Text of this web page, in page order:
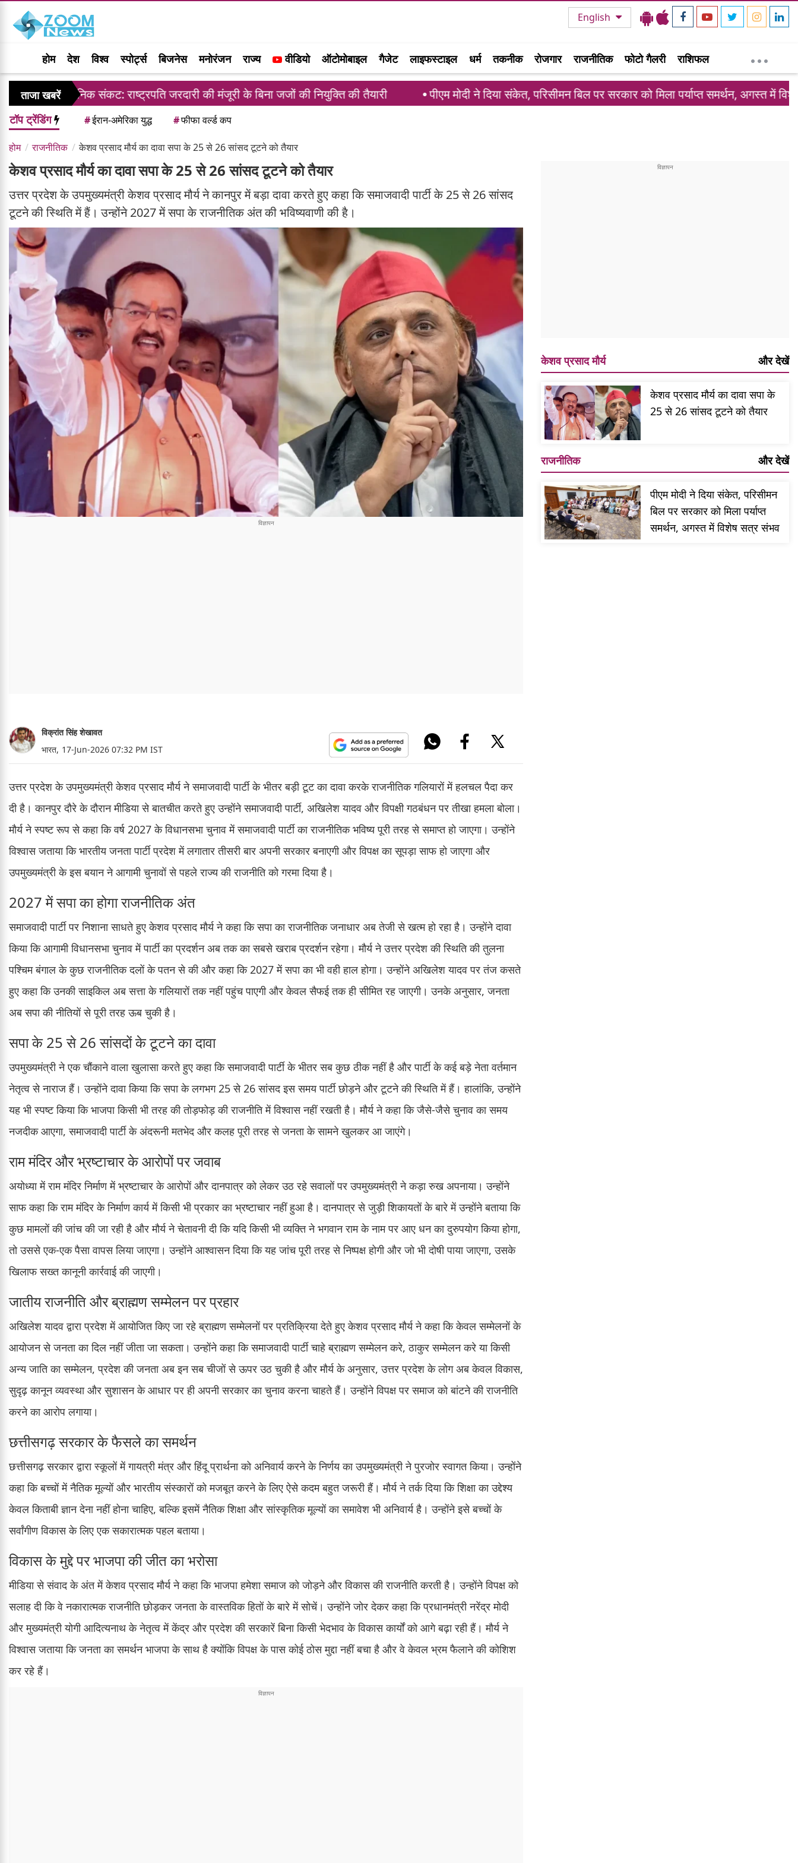
English
होम देश विश्व स्पोर्ट्स बिजनेस मनोरंजन राज्य वीडियो ऑटोमोबाइल गैजेट लाइफस्टाइल धर्म तकनीक रोजगार राजनीतिक फोटो गैलरी राशिफल
ताजा खबरें
संकट: राष्ट्रपति जरदारी की मंजूरी के बिना जजों की नियुक्ति की तैयारी पीएम मोदी ने दिया संकेत, परिसीमन बिल पर सरकार को मिला पर्याप्त समर्थन, अगस्त में विशेष सत्र संभव
टॉप ट्रेंडिंग #ईरान-अमेरिका युद्ध #फीफा वर्ल्ड कप
होम राजनीतिक केशव प्रसाद मौर्य का दावा सपा के 25 से 26 सांसद टूटने को तैयार
केशव प्रसाद मौर्य का दावा सपा के 25 से 26 सांसद टूटने को तैयार
उत्तर प्रदेश के उपमुख्यमंत्री केशव प्रसाद मौर्य ने कानपुर में बड़ा दावा करते हुए कहा कि समाजवादी पार्टी के 25 से 26 सांसद
टूटने की स्थिति में हैं। उन्होंने 2027 में सपा के राजनीतिक अंत की भविष्यवाणी की है।
विक्रांत सिंह शेखावत
भारत, 17-Jun-2026 07:32 PM IST
उत्तर प्रदेश के उपमुख्यमंत्री केशव प्रसाद मौर्य ने समाजवादी पार्टी के भीतर बड़ी टूट का दावा करके राजनीतिक गलियारों में हलचल पैदा कर
दी है। कानपुर दौरे के दौरान मीडिया से बातचीत करते हुए उन्होंने समाजवादी पार्टी, अखिलेश यादव और विपक्षी गठबंधन पर तीखा हमला बोला।
मौर्य ने स्पष्ट रूप से कहा कि वर्ष 2027 के विधानसभा चुनाव में समाजवादी पार्टी का राजनीतिक भविष्य पूरी तरह से समाप्त हो जाएगा। उन्होंने
विश्वास जताया कि भारतीय जनता पार्टी प्रदेश में लगातार तीसरी बार अपनी सरकार बनाएगी और विपक्ष का सूपड़ा साफ हो जाएगा और
उपमुख्यमंत्री के इस बयान ने आगामी चुनावों से पहले राज्य की राजनीति को गरमा दिया है।
2027 में सपा का होगा राजनीतिक अंत
समाजवादी पार्टी पर निशाना साधते हुए केशव प्रसाद मौर्य ने कहा कि सपा का राजनीतिक जनाधार अब तेजी से खत्म हो रहा है। उन्होंने दावा
किया कि आगामी विधानसभा चुनाव में पार्टी का प्रदर्शन अब तक का सबसे खराब प्रदर्शन रहेगा। मौर्य ने उत्तर प्रदेश की स्थिति की तुलना
पश्चिम बंगाल के कुछ राजनीतिक दलों के पतन से की और कहा कि 2027 में सपा का भी वही हाल होगा। उन्होंने अखिलेश यादव पर तंज कसते
हुए कहा कि उनकी साइकिल अब सत्ता के गलियारों तक नहीं पहुंच पाएगी और केवल सैफई तक ही सीमित रह जाएगी। उनके अनुसार, जनता
अब सपा की नीतियों से पूरी तरह ऊब चुकी है।
सपा के 25 से 26 सांसदों के टूटने का दावा
उपमुख्यमंत्री ने एक चौंकाने वाला खुलासा करते हुए कहा कि समाजवादी पार्टी के भीतर सब कुछ ठीक नहीं है और पार्टी के कई बड़े नेता वर्तमान
नेतृत्व से नाराज हैं। उन्होंने दावा किया कि सपा के लगभग 25 से 26 सांसद इस समय पार्टी छोड़ने और टूटने की स्थिति में हैं। हालांकि, उन्होंने
यह भी स्पष्ट किया कि भाजपा किसी भी तरह की तोड़फोड़ की राजनीति में विश्वास नहीं रखती है। मौर्य ने कहा कि जैसे-जैसे चुनाव का समय
नजदीक आएगा, समाजवादी पार्टी के अंदरूनी मतभेद और कलह पूरी तरह से जनता के सामने खुलकर आ जाएंगे।
राम मंदिर और भ्रष्टाचार के आरोपों पर जवाब
अयोध्या में राम मंदिर निर्माण में भ्रष्टाचार के आरोपों और दानपात्र को लेकर उठ रहे सवालों पर उपमुख्यमंत्री ने कड़ा रुख अपनाया। उन्होंने
साफ कहा कि राम मंदिर के निर्माण कार्य में किसी भी प्रकार का भ्रष्टाचार नहीं हुआ है। दानपात्र से जुड़ी शिकायतों के बारे में उन्होंने बताया कि
कुछ मामलों की जांच की जा रही है और मौर्य ने चेतावनी दी कि यदि किसी भी व्यक्ति ने भगवान राम के नाम पर आए धन का दुरुपयोग किया होगा,
तो उससे एक-एक पैसा वापस लिया जाएगा। उन्होंने आश्वासन दिया कि यह जांच पूरी तरह से निष्पक्ष होगी और जो भी दोषी पाया जाएगा, उसके
खिलाफ सख्त कानूनी कार्रवाई की जाएगी।
जातीय राजनीति और ब्राह्मण सम्मेलन पर प्रहार
अखिलेश यादव द्वारा प्रदेश में आयोजित किए जा रहे ब्राह्मण सम्मेलनों पर प्रतिक्रिया देते हुए केशव प्रसाद मौर्य ने कहा कि केवल सम्मेलनों के
आयोजन से जनता का दिल नहीं जीता जा सकता। उन्होंने कहा कि समाजवादी पार्टी चाहे ब्राह्मण सम्मेलन करे, ठाकुर सम्मेलन करे या किसी
अन्य जाति का सम्मेलन, प्रदेश की जनता अब इन सब चीजों से ऊपर उठ चुकी है और मौर्य के अनुसार, उत्तर प्रदेश के लोग अब केवल विकास,
सुदृढ़ कानून व्यवस्था और सुशासन के आधार पर ही अपनी सरकार का चुनाव करना चाहते हैं। उन्होंने विपक्ष पर समाज को बांटने की राजनीति
करने का आरोप लगाया।
छत्तीसगढ़ सरकार के फैसले का समर्थन
छत्तीसगढ़ सरकार द्वारा स्कूलों में गायत्री मंत्र और हिंदू प्रार्थना को अनिवार्य करने के निर्णय का उपमुख्यमंत्री ने पुरजोर स्वागत किया। उन्होंने
कहा कि बच्चों में नैतिक मूल्यों और भारतीय संस्कारों को मजबूत करने के लिए ऐसे कदम बहुत जरूरी हैं। मौर्य ने तर्क दिया कि शिक्षा का उद्देश्य
केवल किताबी ज्ञान देना नहीं होना चाहिए, बल्कि इसमें नैतिक शिक्षा और सांस्कृतिक मूल्यों का समावेश भी अनिवार्य है। उन्होंने इसे बच्चों के
सर्वांगीण विकास के लिए एक सकारात्मक पहल बताया।
विकास के मुद्दे पर भाजपा की जीत का भरोसा
मीडिया से संवाद के अंत में केशव प्रसाद मौर्य ने कहा कि भाजपा हमेशा समाज को जोड़ने और विकास की राजनीति करती है। उन्होंने विपक्ष को
सलाह दी कि वे नकारात्मक राजनीति छोड़कर जनता के वास्तविक हितों के बारे में सोचें। उन्होंने जोर देकर कहा कि प्रधानमंत्री नरेंद्र मोदी
और मुख्यमंत्री योगी आदित्यनाथ के नेतृत्व में केंद्र और प्रदेश की सरकारें बिना किसी भेदभाव के विकास कार्यों को आगे बढ़ा रही हैं। मौर्य ने
विश्वास जताया कि जनता का समर्थन भाजपा के साथ है क्योंकि विपक्ष के पास कोई ठोस मुद्दा नहीं बचा है और वे केवल भ्रम फैलाने की कोशिश
कर रहे हैं।
केशव प्रसाद मौर्य और देखें
केशव प्रसाद मौर्य का दावा सपा के
25 से 26 सांसद टूटने को तैयार
राजनीतिक और देखें
पीएम मोदी ने दिया संकेत, परिसीमन
बिल पर सरकार को मिला पर्याप्त
समर्थन, अगस्त में विशेष सत्र संभव